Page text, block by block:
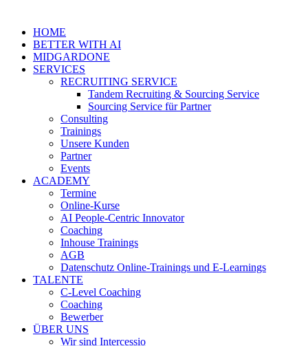
HOME
BETTER WITH AI
MIDGARDONE
SERVICES
RECRUITING SERVICE
Tandem Recruiting & Sourcing Service
Sourcing Service für Partner
Consulting
Trainings
Unsere Kunden
Partner
Events
ACADEMY
Termine
Online-Kurse
AI People-Centric Innovator
Coaching
Inhouse Trainings
AGB
Datenschutz Online-Trainings und E-Learnings
TALENTE
C-Level Coaching
Coaching
Bewerber
ÜBER UNS
Wir sind Intercessio